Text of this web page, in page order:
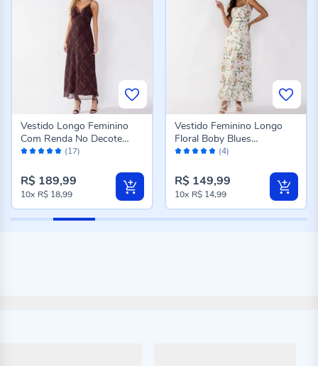
Avaliação: (17)
Vestido Longo Feminino
Com Renda No Decote
Boby Blues Xadrez
R$ 189,99
10x R$ 18,99
Avaliação: (4)
Vestido Feminino Longo
Floral Boby Blues
Estampado
R$ 149,99
10x R$ 14,99